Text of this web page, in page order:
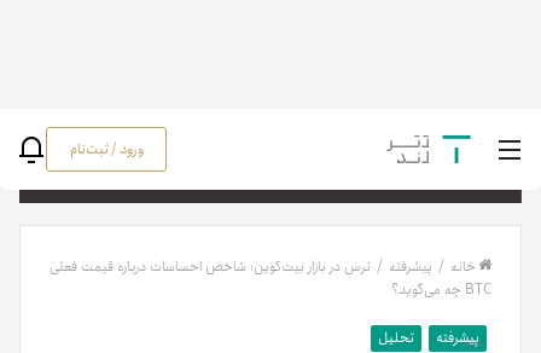
ورود / ثبت‌نام
خانه / پیشرفته / ترس در بازار بیت‌کوین؛ شاخص احساسات درباره قیمت فعلی
BTC چه می‌گوید؟
پیشرفته تحلیل